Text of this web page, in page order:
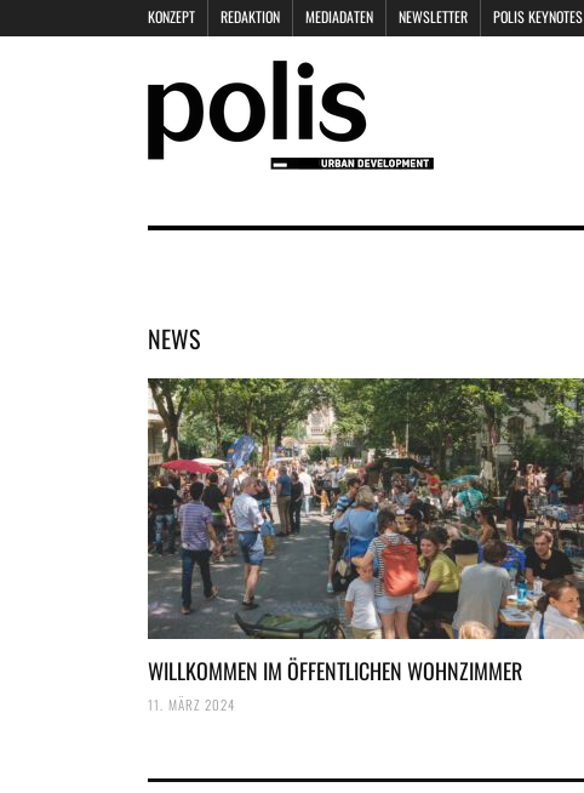
KONZEPT REDAKTION MEDIADATEN NEWSLETTER POLIS KEYNOTES
NEWS
WILLKOMMEN IM ÖFFENTLICHEN WOHNZIMMER
11. MÄRZ 2024